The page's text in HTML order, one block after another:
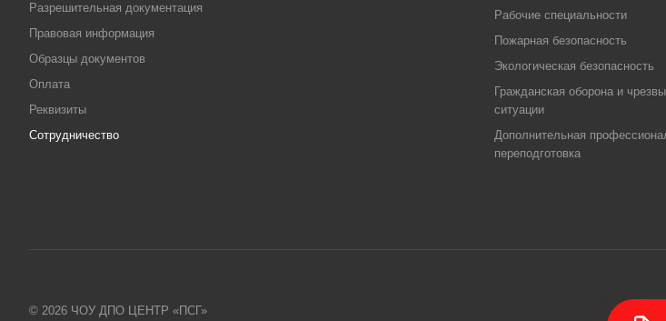
Разрешительная документация
Правовая информация
Образцы документов
Оплата
Реквизиты
Сотрудничество
Рабочие специальности
Пожарная безопасность
Экологическая безопасность
Гражданская оборона и
ситуации
Дополнительная
переподготовка
© 2026 ЧОУ ДПО ЦЕНТР «ПСГ»